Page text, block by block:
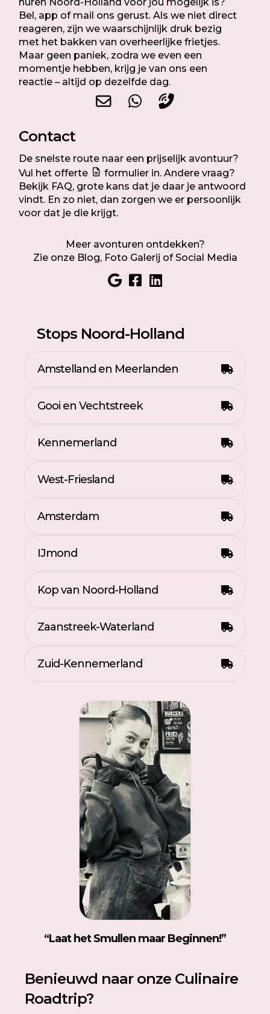
Bel, app of mail ons gerust. Als we niet direct
reageren, zijn we waarschijnlijk druk bezig
met het bakken van overheerlijke frietjes.
Maar geen paniek, zodra we even een
momentje hebben, krijg je van ons een
reactie – altijd op dezelfde dag.
Contact
De snelste route naar een prijselijk avontuur?
Vul het offerte
formulier in. Andere vraag?
Bekijk FAQ, grote kans dat je daar je antwoord
vindt. En zo niet, dan zorgen we er persoonlijk
voor dat je die krijgt.
Meer avonturen ontdekken?
Zie onze Blog, Foto Galerij of Social Media
Stops Noord-Holland
Amstelland en Meerlanden
Gooi en Vechtstreek
Kennemerland
West-Friesland
Amsterdam
IJmond
Kop van Noord-Holland
Zaanstreek-Waterland
Zuid-Kennemerland
“Laat het Smullen maar Beginnen!”
Benieuwd naar onze Culinaire
Roadtrip?